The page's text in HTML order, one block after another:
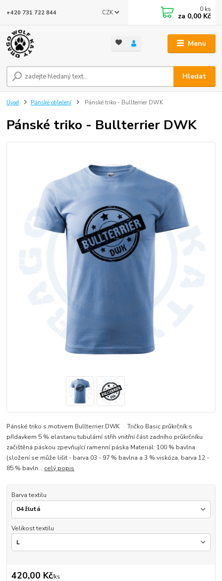
Menu
CZK
Hledat
+420 731 722 844 0 ks
za 0,00 Kč
Úvod Pánské oblečení Pánské triko - Bullterrier DWK
Pánské triko - Bullterrier DWK
Pánské triko s motivem Bullterrier DWK Tričko Basic průkrčník s
přídavkem 5 % elastanu tubulární střih vnitřní část zadního průkrčníku
začištěná páskou zpevňující ramenní páska Materiál: 100 % bavlna
(složení se může lišit - barva 03 - 97 % bavlna a 3 % viskóza, barva 12 -
85 % bavln... celý popis
Barva textilu
Velikost textilu
420,00 Kč/ks